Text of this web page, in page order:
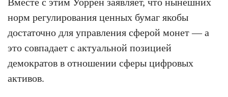
норм регулирования ценных бумаг якобы
достаточно для управления сферой монет — а
это совпадает с актуальной позицией
демократов в отношении сферы цифровых
активов.